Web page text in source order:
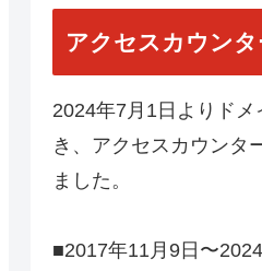
アクセスカウンタ
2024年7月1日よりドメ
き、アクセスカウンタ
ました。
■2017年11月9日〜